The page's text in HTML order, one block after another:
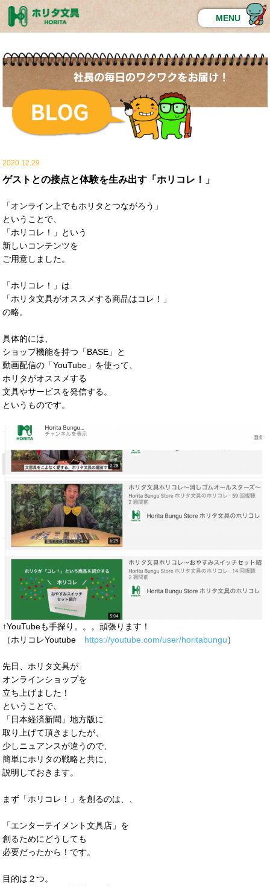
MENU
2020.12.29
ゲストとの接点と体験を生み出す「ホリコレ！」
「オンライン上でもホリタとつながろう」
ということで、
「ホリコレ！」という
新しいコンテンツを
ご用意しました。
「ホリコレ！」は
「ホリタ文具がオススメする商品はコレ！」
の略。
具体的には、
ショップ機能を持つ「BASE」と
動画配信の「YouTube」を使って、
ホリタがオススメする
文具やサービスを発信する。
というものです。
↑YouTubeも手探り。。。頑張ります！
（ホリコレYoutube https://youtube.com/user/horitabungu）
先日、ホリタ文具が
オンラインショップを
立ち上げました！
ということで、
「日本経済新聞」地方版に
取り上げて頂きましたが、
少しニュアンスが違うので、
簡単にホリタの戦略と共に、
説明しておきます。
まず「ホリコレ！」を創るのは、、
「エンターテイメント文具店」を
創るためにどうしても
必要だったから！です。
目的は２つ。